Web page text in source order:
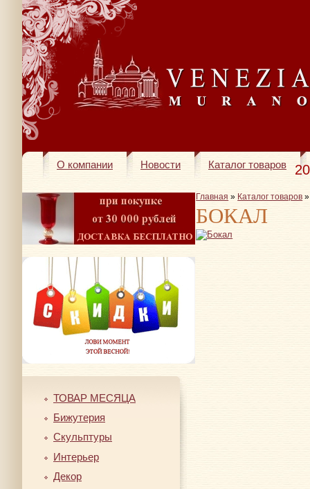
О компании Новости Каталог товаров
ТОВАР МЕСЯЦА
Бижутерия
Скульптуры
Интерьер
Декор
Главная » Каталог товаров
БОКАЛ